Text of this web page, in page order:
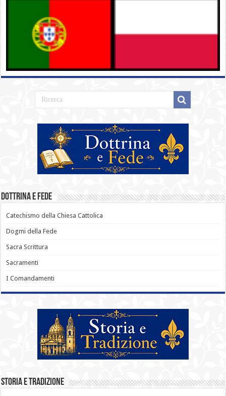
Dottrina e Fede
Catechismo della Chiesa Cattolica
Dogmi della Fede
Sacra Scrittura
Sacramenti
I Comandamenti
Storia e Tradizione